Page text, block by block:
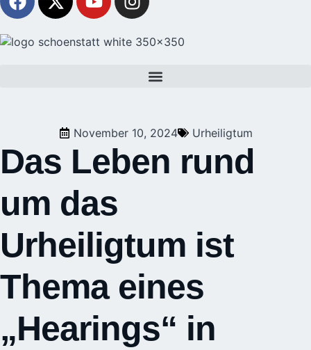
November 10, 2024 Urheiligtum
Das Leben rund
um das
Urheiligtum ist
Thema eines
„Hearings“ in